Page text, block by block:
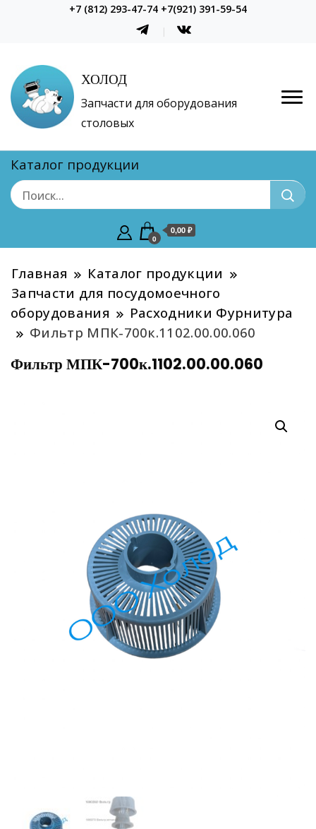
+7 (812) 293-47-74 +7(921) 391-59-54
ХОЛОД
Запчасти для оборудования
столовых
Каталог продукции
0
0,00 ₽
Главная
Каталог продукции
Запчасти для посудомоечного
оборудования
Расходники Фурнитура
Фильтр МПК-700к.1102.00.00.060
Фильтр МПК-700к.1102.00.00.060